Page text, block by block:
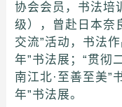
协会会员，书法培
级），曾赴日本
交流”活动，书法
年”书法展；“贯彻
南江北·至善至美”
年”书法展。